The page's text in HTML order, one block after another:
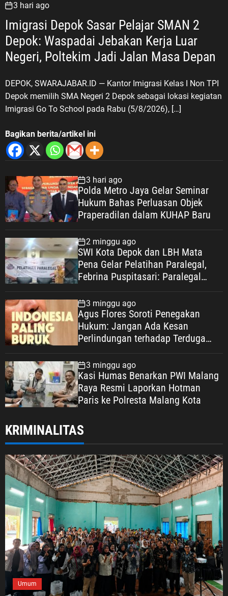
3 hari ago
Imigrasi Depok Sasar Pelajar SMAN 2
Depok: Waspadai Jebakan Kerja Luar
DEPOK, SWARAJABAR.ID — Kantor Imigrasi Kelas I Non TPI
Depok memilih SMA Negeri 2 Depok sebagai lokasi kegiatan
Imigrasi Go To School pada Rabu (5/8/2026), […]
Bagikan berita/artikel ini
3 hari ago
Polda Metro Jaya Gelar Seminar
Hukum Bahas Perluasan Objek
Praperadilan dalam KUHAP Baru
2 minggu ago
SWI Kota Depok dan LBH Mata
Pena Gelar Pelatihan Paralegal,
Febrina Puspitasari: Paralegal
Keadilan Warga Depok
3 minggu ago
Agus Flores Soroti Penegakan
Hukum: Jangan Ada Kesan
Perlindungan terhadap Terduga
Dipertaruhkan
3 minggu ago
Kasi Humas Benarkan PWI Malang
Raya Resmi Laporkan Hotman
Paris ke Polresta Malang Kota
KRIMINALITAS
Umum